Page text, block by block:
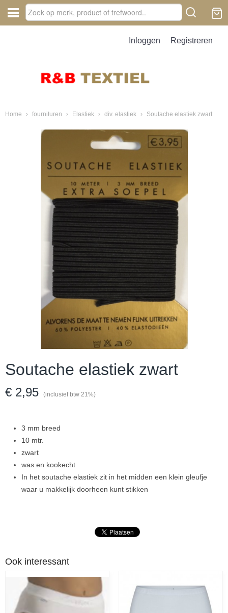
Inloggen Registreren
Home › fournituren › Elastiek › div. elastiek › Soutache elastiek zwart
Soutache elastiek zwart
€ 2,95 (inclusief btw 21%)
3 mm breed
10 mtr.
zwart
was en kookecht
In het soutache elastiek zit in het midden een klein gleufje
waar u makkelijk doorheen kunt stikken
Ook interessant